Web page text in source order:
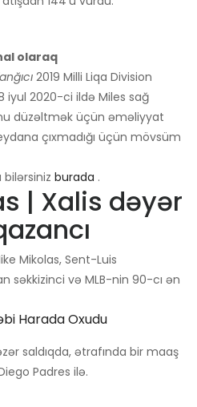
olaraq
2019 Milli Liqa Division
iyul 2020-ci ildə Miles sağ
düzəltmək üçün əməliyyat
çıxmadığı üçün mövsüm
bilərsiniz burada .
| Xalis dəyər
Mikolas, Sent-Luis
səkkizinci və MLB-nin 90-cı ən
Harada Oxudu
saldıqda, ətrafında bir maaş
Padres ilə.